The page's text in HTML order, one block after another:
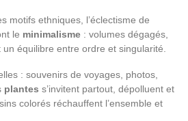
motifs ethniques, l’éclectisme de
le minimalisme : volumes dégagés,
équilibre entre ordre et singularité.
: souvenirs de voyages, photos,
plantes s’invitent partout, dépolluent et
colorés réchauffent l’ensemble et